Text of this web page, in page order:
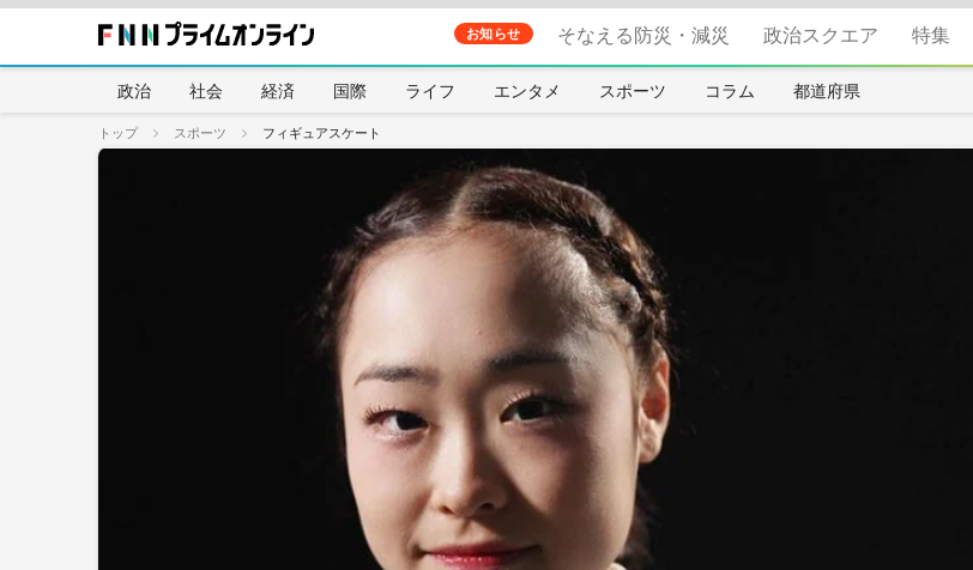
お知らせ そなえる防災・減災 政治スクエア 特集
政治 社会 経済 国際 ライフ エンタメ スポーツ コラム 都道府県
トップ スポーツ フィギュアスケート